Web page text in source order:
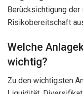
Berücksichtigung
Risikobereitschaft
Welche
wichtig?
Zu den wichtigsten